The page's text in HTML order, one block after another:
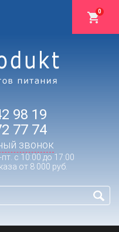
0
98 19
77 74
звонок
с 10:00 до 17:00
от 8 000 руб.